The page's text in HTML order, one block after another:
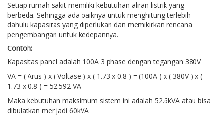
Setiap rumah sakit memiliki kebutuhan aliran listrik yang
berbeda. Sehingga ada baiknya untuk menghitung terlebih
dahulu kapasitas yang diperlukan dan memikirkan rencana
pengembangan untuk kedepannya.
Contoh:
Kapasitas panel adalah 100A 3 phase dengan tegangan 380V
VA = ( Arus ) x ( Voltase ) x ( 1.73 x 0.8 ) = (100A ) x ( 380V ) x (
1.73 x 0.8 ) = 52.592 VA
Maka kebutuhan maksimum sistem ini adalah 52.6kVA atau bisa
dibulatkan menjadi 60kVA